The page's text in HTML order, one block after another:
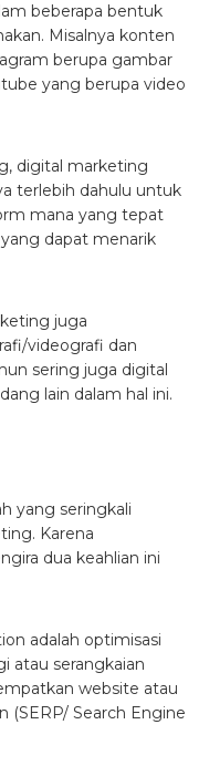
beberapa bentuk
Misalnya konten
berupa gambar
yang berupa video
digital marketing
terlebih dahulu untuk
mana yang tepat
dapat menarik
juga
videografi dan
sering juga digital
lain dalam hal ini.
yang seringkali
Karena
dua keahlian ini
adalah optimisasi
atau serangkaian
website atau
(SERP/ Search Engine